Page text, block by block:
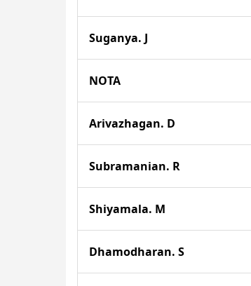
Suganya. J
NOTA
Arivazhagan. D
Subramanian. R
Shiyamala. M
Dhamodharan. S